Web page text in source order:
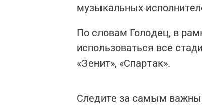
музыкальных
По словам Голодец, в
использоваться все
«Зенит», «Спартак».
Следите за самым